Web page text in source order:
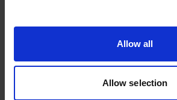
Allow all
Allow selection
Industrivägen 1
523 90 Ulricehamn